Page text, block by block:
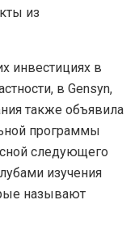
из
инвестициях в
в Gensyn,
также объявила
программы
следующего
изучения
называют